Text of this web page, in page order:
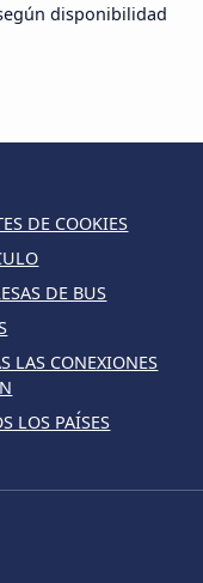
disponibilidad
DE COOKIES
DE BUS
LAS CONEXIONES
LOS PAÍSES